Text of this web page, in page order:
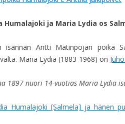
Humalajoki ja Maria Lydia os
isännän Antti Matinpojan poika
Maria Lydia (1883-1968) on
1897 nuori 14-vuotias Maria Lydia
Humalajoki [Salmela] ja hänen